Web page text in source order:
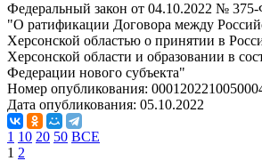
Федеральный закон от 04.10.2022 №
"О ратификации Договора между
Херсонской областью о принятии в
Херсонской области и образовании в
Федерации нового субъекта"
Номер опубликования:
Дата опубликования: 05.10.2022
1 10 20 50 ВСЕ
1 2